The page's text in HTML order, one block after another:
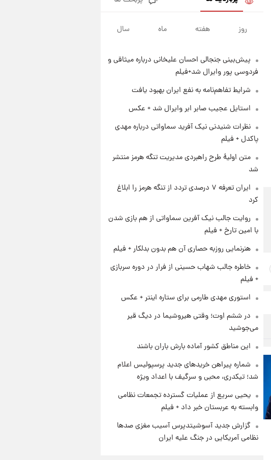
قیمت طلا و سکه امروز پنجشنبه
۱۵ مرداد ۱۴۰۵
۱ روز پیش
۱ روز پیش
شرایط تازه فروش اقساطی سایپا
اعلام شد؛ شاهین، کوییک، اطلس،
جدول
سیگنال‌های جدید برای بازار طلا؛
پیش‌بینی قیمت سکه و طلا فردا
روز هفته ماه سال
پیش‌بینی جنجالی احسان علیخانی درباره میثاقی و
فردوسی پور وایرال شد+فیلم
شرایط تفاهم‌نامه به نفع ایران بهبود یافت
استایل عجیب صابر ابر وایرال شد + عکس
نظرات شنیدنی نیک آفرید سماواتی درباره مهدی
پاکدل + فیلم
متن اولیۀ طرح راهبردی مدیریت تنگه هرمز منتشر
شد
ایران تعرفه ۷ درصدی تردد از تنگه هرمز را ابلاغ
کرد
روایت جالب نیک آفرین سماواتی از هم بازی شدن
با امین تارخ + فیلم
هنرنمایی روزبه حصاری آن هم بدون بدلکار + فیلم
خاطره جالب شهاب حسینی از فرار در دوره سربازی
+ فیلم
استوری مهدی طارمی برای ستاره اینتر + عکس
در ششم اوت؛ وقتی هیروشیما در دیگ قیر
می‌جوشید
این مناطق کشور آماده بارش باران باشند
شماره پیراهن خریدهای جدید پرسپولیس اعلام
شد؛ تیکدری، محبی و سرگیف با اعداد ویژه
یحیی سریع از عملیات گسترده تجمعات نظامی
وابسته به عربستان خبر داد + فیلم
گزارش جدید آسوشیتدپرس آسیب مغزی صدها
نظامی آمریکایی در جنگ علیه ایران